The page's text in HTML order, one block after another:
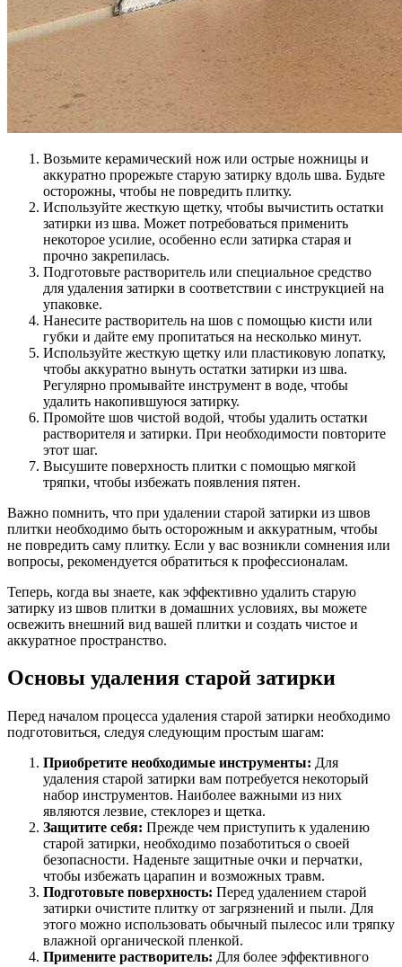
Возьмите керамический нож или острые ножницы и
аккуратно прорежьте старую затирку вдоль шва. Будьте
осторожны, чтобы не повредить плитку.
Используйте жесткую щетку, чтобы вычистить остатки
затирки из шва. Может потребоваться применить
некоторое усилие, особенно если затирка старая и
прочно закрепилась.
Подготовьте растворитель или специальное средство
для удаления затирки в соответствии с инструкцией на
упаковке.
Нанесите растворитель на шов с помощью кисти или
губки и дайте ему пропитаться на несколько минут.
Используйте жесткую щетку или пластиковую лопатку,
чтобы аккуратно вынуть остатки затирки из шва.
Регулярно промывайте инструмент в воде, чтобы
удалить накопившуюся затирку.
Промойте шов чистой водой, чтобы удалить остатки
растворителя и затирки. При необходимости повторите
этот шаг.
Высушите поверхность плитки с помощью мягкой
тряпки, чтобы избежать появления пятен.
Важно помнить, что при удалении старой затирки из швов
плитки необходимо быть осторожным и аккуратным, чтобы
не повредить саму плитку. Если у вас возникли сомнения или
вопросы, рекомендуется обратиться к профессионалам.
Теперь, когда вы знаете, как эффективно удалить старую
затирку из швов плитки в домашних условиях, вы можете
освежить внешний вид вашей плитки и создать чистое и
аккуратное пространство.
Основы удаления старой затирки
Перед началом процесса удаления старой затирки необходимо
подготовиться, следуя следующим простым шагам:
Приобретите необходимые инструменты: Для
удаления старой затирки вам потребуется некоторый
набор инструментов. Наиболее важными из них
являются лезвие, стеклорез и щетка.
Защитите себя: Прежде чем приступить к удалению
старой затирки, необходимо позаботиться о своей
безопасности. Наденьте защитные очки и перчатки,
чтобы избежать царапин и возможных травм.
Подготовьте поверхность: Перед удалением старой
затирки очистите плитку от загрязнений и пыли. Для
этого можно использовать обычный пылесос или тряпку
влажной органической пленкой.
Примените растворитель: Для более эффективного